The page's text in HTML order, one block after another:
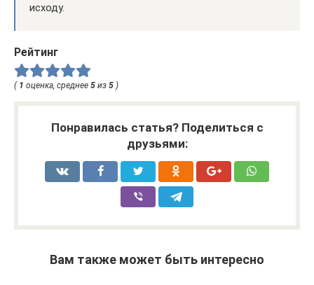
исходу.
Рейтинг
( 1 оценка, среднее 5 из 5 )
Понравилась статья? Поделиться с
друзьями:
Вам также может быть интересно